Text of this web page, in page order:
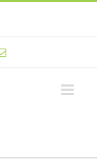
Correo